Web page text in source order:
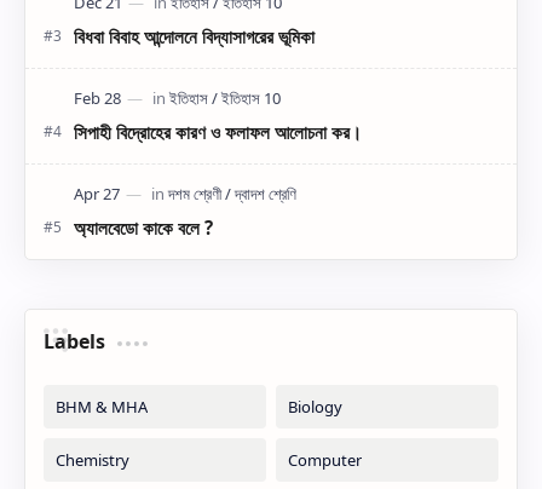
বিধবা বিবাহ আন্দোলনে বিদ্যাসাগরের ভূমিকা
সিপাহী বিদ্রোহের কারণ ও ফলাফল আলোচনা কর।
অ্যালবেডো কাকে বলে ?
Labels